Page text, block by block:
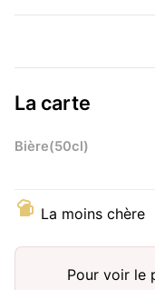
La carte
Bière(50cl)
La moins chère
Pour voir le